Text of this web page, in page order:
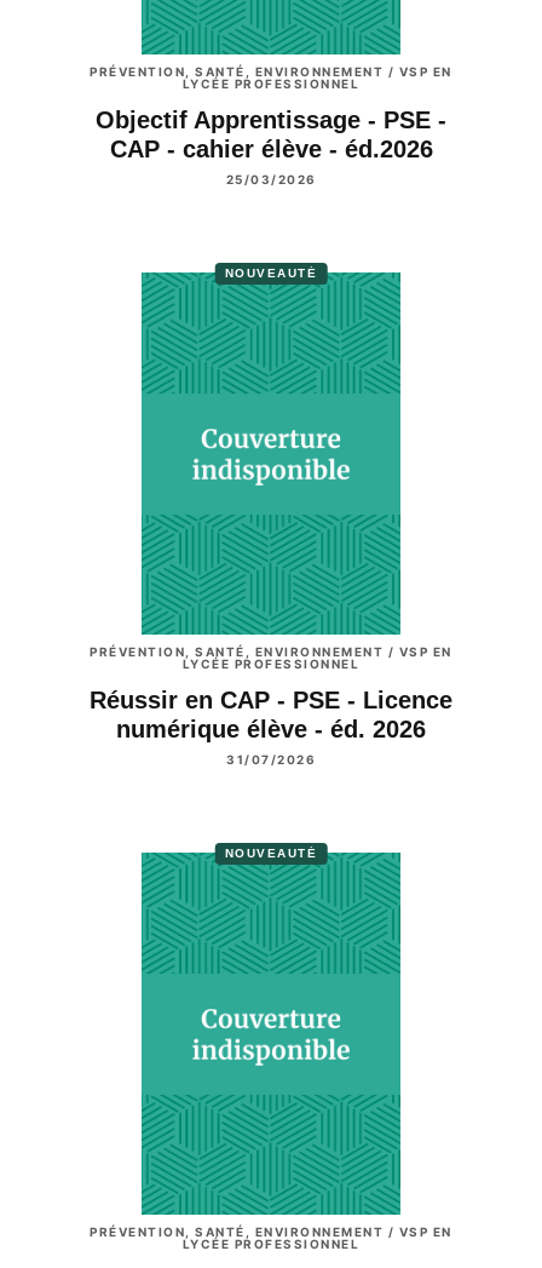
PRÉVENTION, SANTÉ, ENVIRONNEMENT / VSP EN
LYCÉE PROFESSIONNEL
Objectif Apprentissage - PSE -
CAP - cahier élève - éd.2026
25/03/2026
NOUVEAUTÉ
PRÉVENTION, SANTÉ, ENVIRONNEMENT / VSP EN
LYCÉE PROFESSIONNEL
Réussir en CAP - PSE - Licence
numérique élève - éd. 2026
31/07/2026
NOUVEAUTÉ
PRÉVENTION, SANTÉ, ENVIRONNEMENT / VSP EN
LYCÉE PROFESSIONNEL